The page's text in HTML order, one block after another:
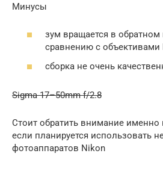
Минусы
зум вращается в
сравнению с объективами
сборка не очень
Sigma 17–50mm f/2.8
Стоит обратить внимание именно
если планируется использовать
фотоаппаратов Nikon